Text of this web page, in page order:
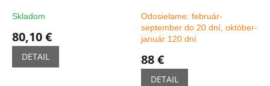
Skladom
80,10 €
DETAIL
farby
Odosielame: február-
september do 20 dní, október-
január 120 dní
88 €
DETAIL